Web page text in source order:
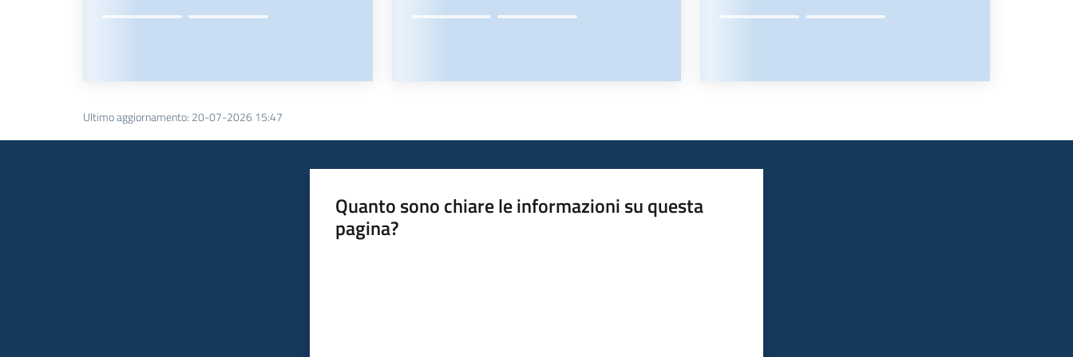
Ultimo aggiornamento: 20-07-2026 15:47
Quanto sono chiare le informazioni su questa
pagina?